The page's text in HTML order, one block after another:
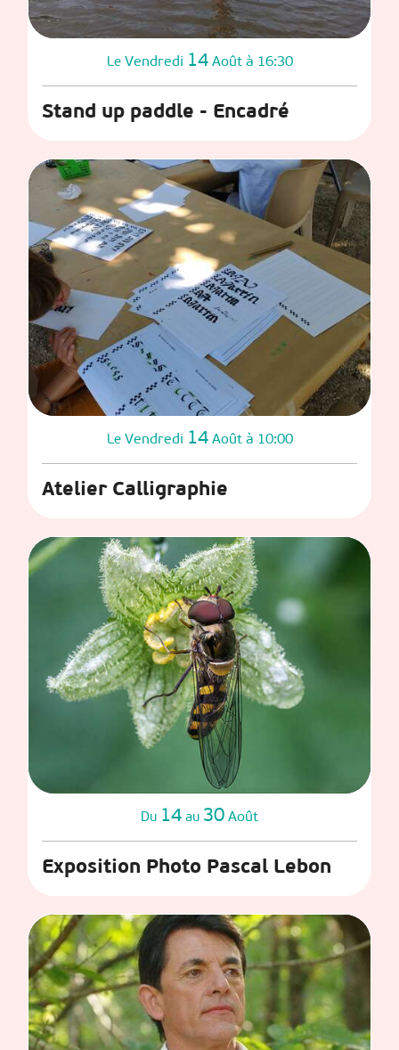
Le Vendredi 14 Août à 16:30
Stand up paddle - Encadré
Le Vendredi 14 Août à 10:00
Atelier Calligraphie
Du 14 au 30 Août
Exposition Photo Pascal Lebon